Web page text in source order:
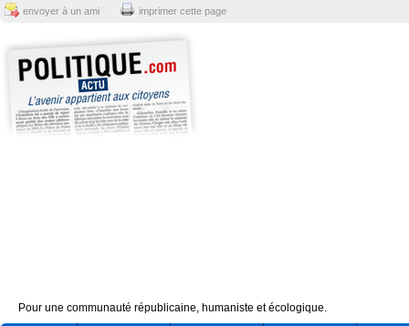
envoyer à un ami imprimer cette page
Pour une communauté républicaine, humaniste et écologique.